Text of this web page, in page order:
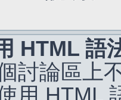
HTML 語
討論區上
用 HTML